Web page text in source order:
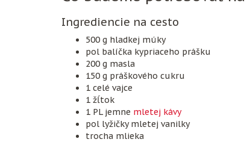
Ingrediencie na cesto
500 g hladkej múky
pol balíčka kypriaceho prášku
200 g masla
150 g práškového cukru
1 celé vajce
1 žĺtok
1 PL jemne mletej kávy
pol lyžičky mletej vanilky
trocha mlieka